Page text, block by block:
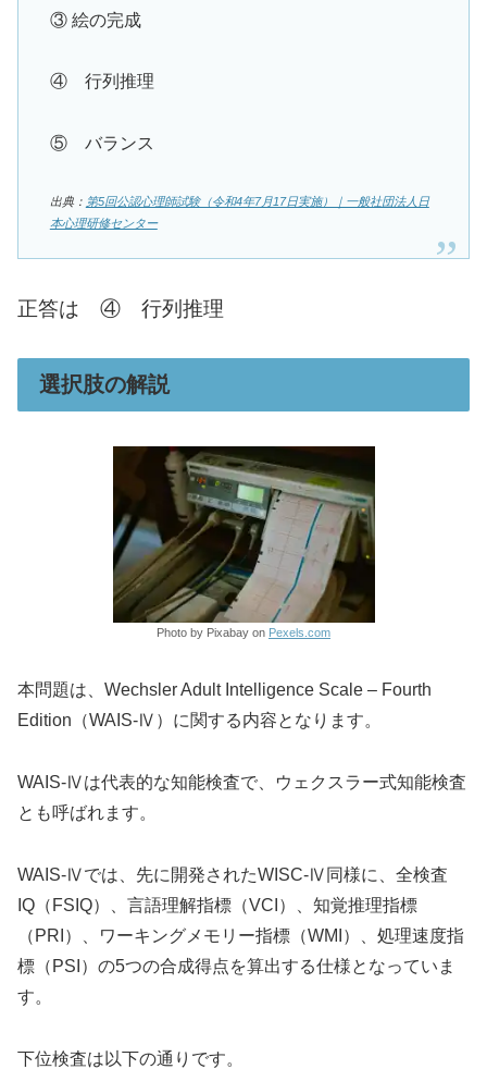
③ 絵の完成
④ 行列推理
⑤ バランス
出典： 第5回公認心理師試験（令和4年7月17日実施）｜一般社団法人日
本心理研修センター
正答は ④ 行列推理
選択肢の解説
Photo by Pixabay on Pexels.com
本問題は、Wechsler Adult Intelligence Scale – Fourth
Edition（WAIS-Ⅳ）に関する内容となります。
WAIS-Ⅳは代表的な知能検査で、ウェクスラー式知能検査
とも呼ばれます。
WAIS-Ⅳでは、先に開発されたWISC-Ⅳ同様に、全検査
IQ（FSIQ）、言語理解指標（VCI）、知覚推理指標
（PRI）、ワーキングメモリー指標（WMI）、処理速度指
標（PSI）の5つの合成得点を算出する仕様となっていま
す。
下位検査は以下の通りです。